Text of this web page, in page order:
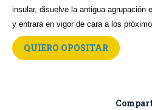
insular, disuelve la antigua agrupación
y entrará en vigor de cara a los
QUIERO OPOSITAR